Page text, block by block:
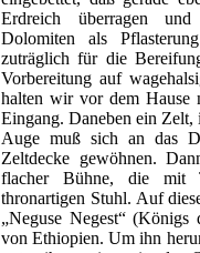
Erdreich überragen
Dolomiten als
zuträglich für die
Vorbereitung auf
halten wir vor dem Hause
Eingang. Daneben ein Zelt,
Auge muß sich an das
Zeltdecke gewöhnen.
flacher Bühne, die mit
thronartigen Stuhl. Auf
„Neguse Negest“
von Ethiopien. Um ihn